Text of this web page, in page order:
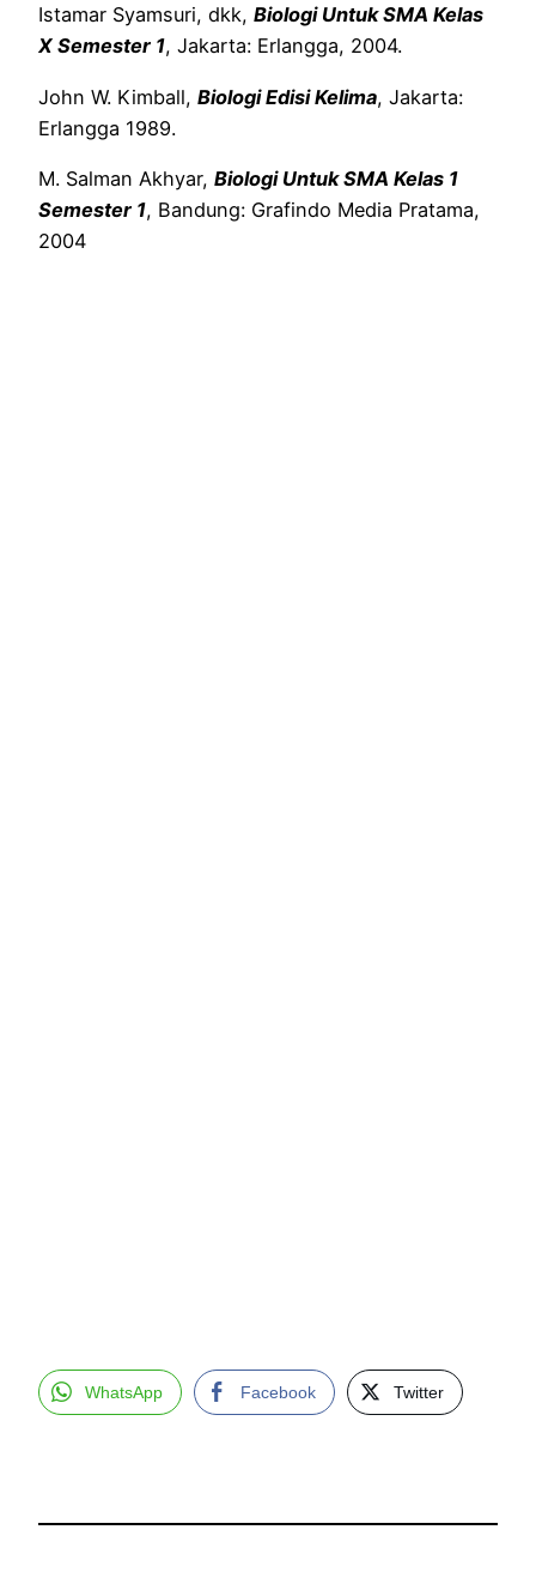
Istamar Syamsuri, dkk, Biologi Untuk SMA Kelas
X Semester 1, Jakarta: Erlangga, 2004.
John W. Kimball, Biologi Edisi Kelima, Jakarta:
Erlangga 1989.
M. Salman Akhyar, Biologi Untuk SMA Kelas 1
Semester 1, Bandung: Grafindo Media Pratama,
2004
WhatsApp Facebook Twitter